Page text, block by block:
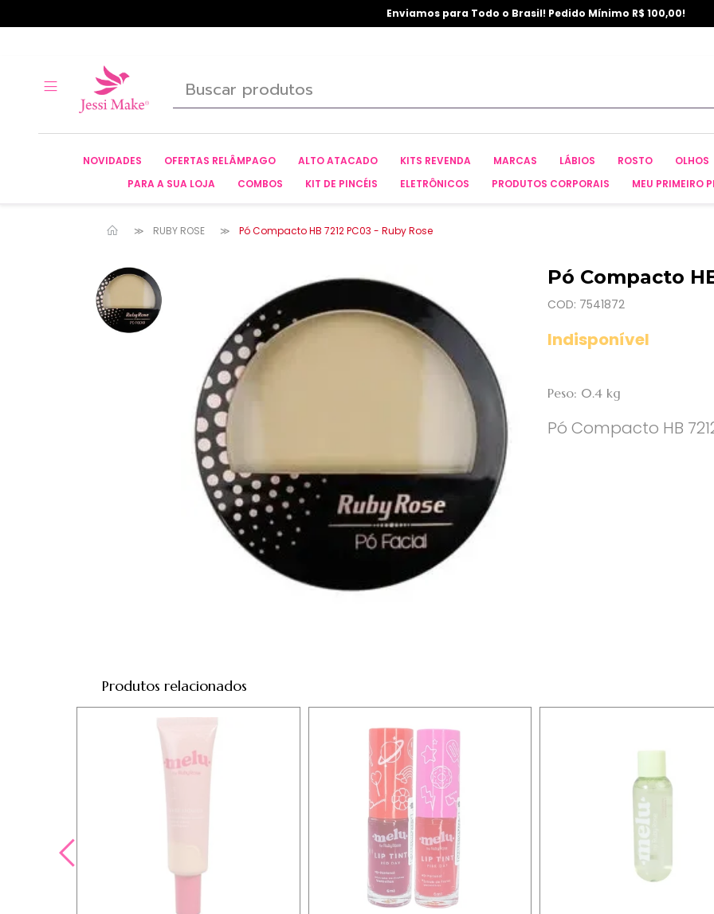
Enviamos para Todo o Brasil! Pedido Mínimo R$ 100,00!
NOVIDADES OFERTAS RELÂMPAGO ALTO ATACADO KITS REVENDA MARCAS LÁBIOS ROSTO OLHOS
PARA A SUA LOJA
COMBOS KIT DE PINCÉIS ELETRÔNICOS PRODUTOS CORPORAIS MEU PRIMEIRO
RUBY ROSE Pó Compacto HB 7212 PC03 - Ruby Rose
Pó Compacto
COD: 7541872
Indisponível
Peso: 0.4 kg
Pó Compacto HB
Produtos relacionados